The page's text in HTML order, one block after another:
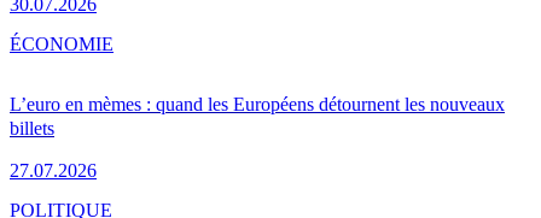
L’euro en mèmes : quand les Européens détournent les nouveaux
billets
27.07.2026
ÉCONOMIE
POLITIQUE